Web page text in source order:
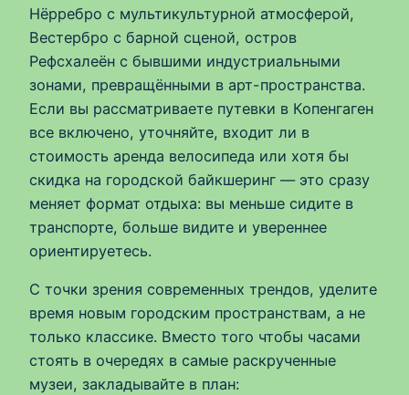
Нёрребро с мультикультурной атмосферой,
Вестербро с барной сценой, остров
Рефсхалеён с бывшими индустриальными
зонами, превращёнными в арт-пространства.
Если вы рассматриваете путевки в Копенгаген
все включено, уточняйте, входит ли в
стоимость аренда велосипеда или хотя бы
скидка на городской байкшеринг — это сразу
меняет формат отдыха: вы меньше сидите в
транспорте, больше видите и увереннее
ориентируетесь.
С точки зрения современных трендов, уделите
время новым городским пространствам, а не
только классике. Вместо того чтобы часами
стоять в очередях в самые раскрученные
музеи, закладывайте в план: